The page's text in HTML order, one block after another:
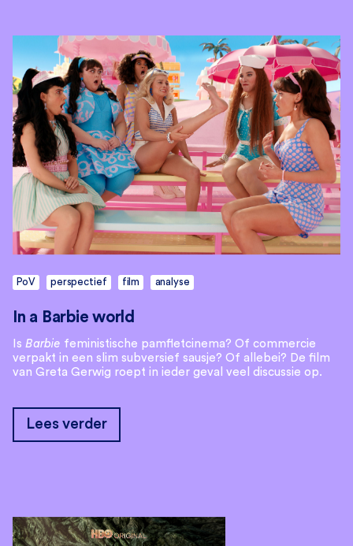
PoV perspectief film analyse
In a Barbie world
Is Barbie feministische pamfletcinema? Of commercie
verpakt in een slim subversief sausje? Of allebei? De film
van Greta Gerwig roept in ieder geval veel discussie op.
Lees verder